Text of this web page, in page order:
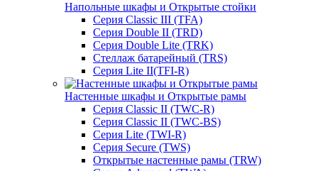
Напольные шкафы и Открытые стойки
Серия Classic III (TFA)
Серия Double II (TRD)
Серия Double Lite (TRK)
Стеллаж батарейный (TRS)
Серия Lite II(TFI-R)
Настенные шкафы и Открытые рамы
Серия Classic II (TWC-R)
Серия Classic II (TWC-BS)
Серия Lite (TWI-R)
Серия Secure (TWS)
Открытые настенные рамы (TRW)